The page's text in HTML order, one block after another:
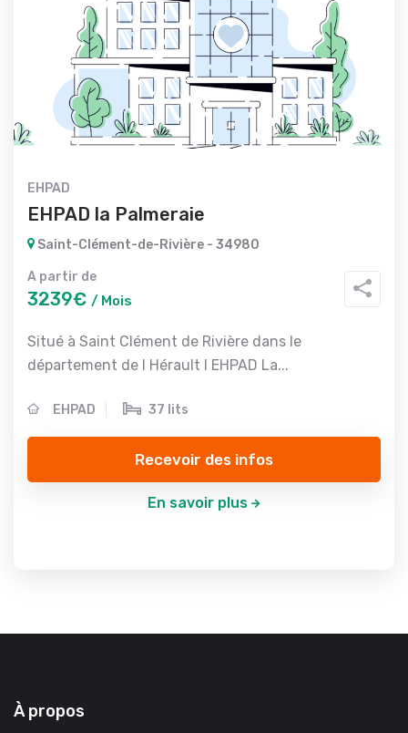
EHPAD
EHPAD la Palmeraie
Saint-Clément-de-Rivière - 34980
A partir de
3239€ / Mois
Situé à Saint Clément de Rivière dans le
département de l Hérault l EHPAD La...
EHPAD 37 lits
Recevoir des infos
En savoir plus
À propos